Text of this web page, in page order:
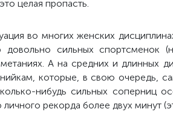
целая пропасть.
во многих женских
довольно сильных спортсменок
А на средних и длинных
которые, в свою очередь,
нибудь сильных соперниц
личного рекорда более двух минут